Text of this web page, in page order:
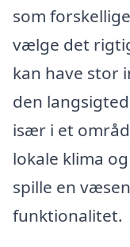
som
vælge det
kan have stor
den
især i et
lokale klima
spille en
funktionalitet.